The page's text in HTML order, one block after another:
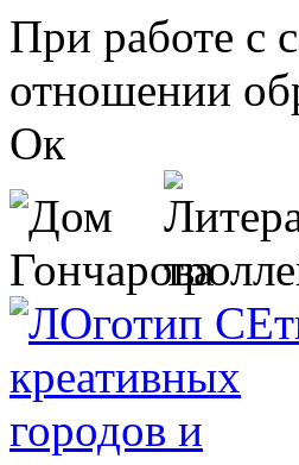
Перейти к основному содержанию
При работе с
отношении
Ок